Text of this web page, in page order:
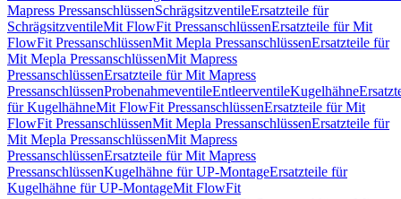
Mapress PressanschlüssenSchrägsitzventileErsatzteile für
SchrägsitzventileMit FlowFit PressanschlüssenErsatzteile für Mit
FlowFit PressanschlüssenMit Mepla PressanschlüssenErsatzteile für
Mit Mepla PressanschlüssenMit Mapress
PressanschlüssenErsatzteile für Mit Mapress
PressanschlüssenProbenahmeventileEntleerventileKugelhähne
für KugelhähneMit FlowFit PressanschlüssenErsatzteile für Mit
FlowFit PressanschlüssenMit Mepla PressanschlüssenErsatzteile für
Mit Mepla PressanschlüssenMit Mapress
PressanschlüssenErsatzteile für Mit Mapress
PressanschlüssenKugelhähne für UP-MontageErsatzteile für
Kugelhähne für UP-MontageMit FlowFit